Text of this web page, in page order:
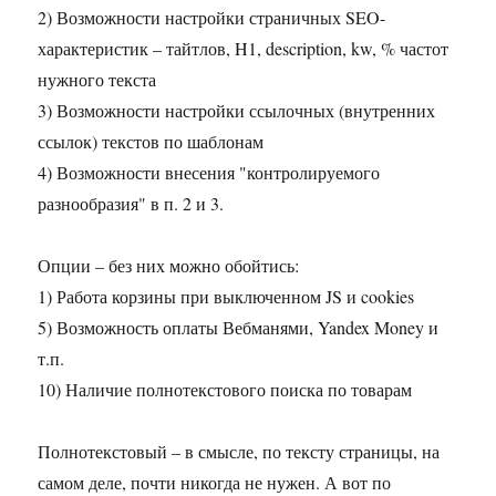
2) Возможности настройки страничных SEO-
характеристик – тайтлов, H1, description, kw, % частот
нужного текста
3) Возможности настройки ссылочных (внутренних
ссылок) текстов по шаблонам
4) Возможности внесения "контролируемого
разнообразия" в п. 2 и 3.
Опции – без них можно обойтись:
1) Работа корзины при выключенном JS и cookies
5) Возможность оплаты Вебманями, Yandex Money и
т.п.
10) Наличие полнотекстового поиска по товарам
Полнотекстовый – в смысле, по тексту страницы, на
самом деле, почти никогда не нужен. А вот по